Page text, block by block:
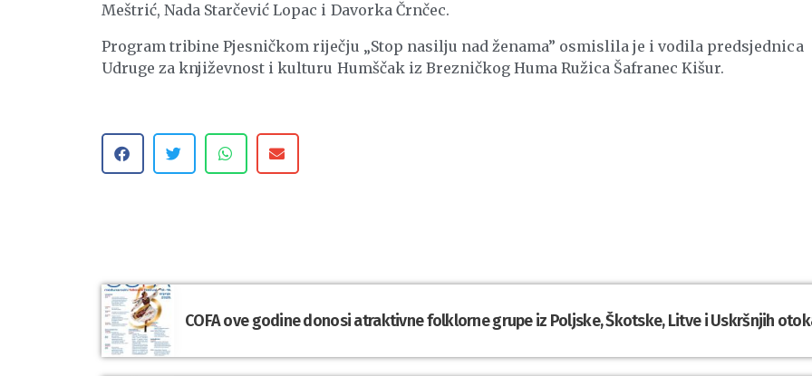
Meštrić, Nada Starčević Lopac i Davorka Črnčec.
Program tribine Pjesničkom riječju „Stop nasilju nad ženama” osmislila je i vodila predsjednica
Udruge za književnost i kulturu Humščak iz Brezničkog Huma Ružica Šafranec Kišur.
COFA ove godine donosi atraktivne folklorne grupe iz Poljske, Škotske, Litve i Uskršnjih